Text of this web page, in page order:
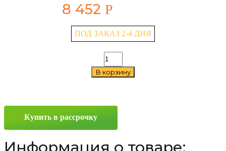
8 452 Р
ПОД ЗАКАЗ 2-4 ДНЯ
Количество
товара
iFree
4x100
D60.1
Вэй
В корзину
Купить в рассрочку
Информация о товаре: